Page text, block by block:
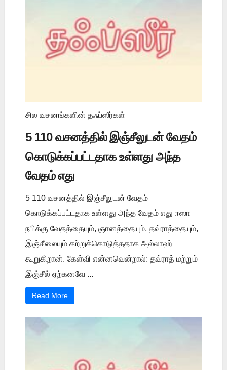
சில வசனங்களின் தஃப்ஸீர்கள்
5 110 வசனத்தில் இஞ்சீலுடன் வேதம்
கொடுக்கப்பட்டதாக உள்ளது அந்த
வேதம் எது
5 110 வசனத்தில் இஞ்சீலுடன் வேதம்
கொடுக்கப்பட்டதாக உள்ளது அந்த வேதம் எது ஈஸா
நபிக்கு வேதத்தையும், ஞானத்தையும், தவ்ராத்தையும்,
இஞ்சீலையும் கற்றுக்கொடுத்ததாக அல்லாஹ்
கூறுகிறான். கேள்வி என்னவென்றால்: தவ்ராத் மற்றும்
இஞ்சீல் ஏற்கனவே ...
Read More